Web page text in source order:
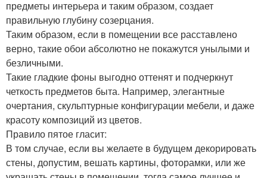
предметы интерьера и таким образом, создает
правильную глубину созерцания.
Таким образом, если в помещении все расставлено
верно, такие обои абсолютно не покажутся унылыми и
безличными.
Такие гладкие фоны выгодно оттенят и подчеркнут
четкость предметов быта. Например, элегантные
очертания, скульптурные конфигурации мебели, и даже
красоту композиций из цветов.
Правило пятое гласит:
В том случае, если вы желаете в будущем декорировать
стены, допустим, вешать картины, фоторамки, или же